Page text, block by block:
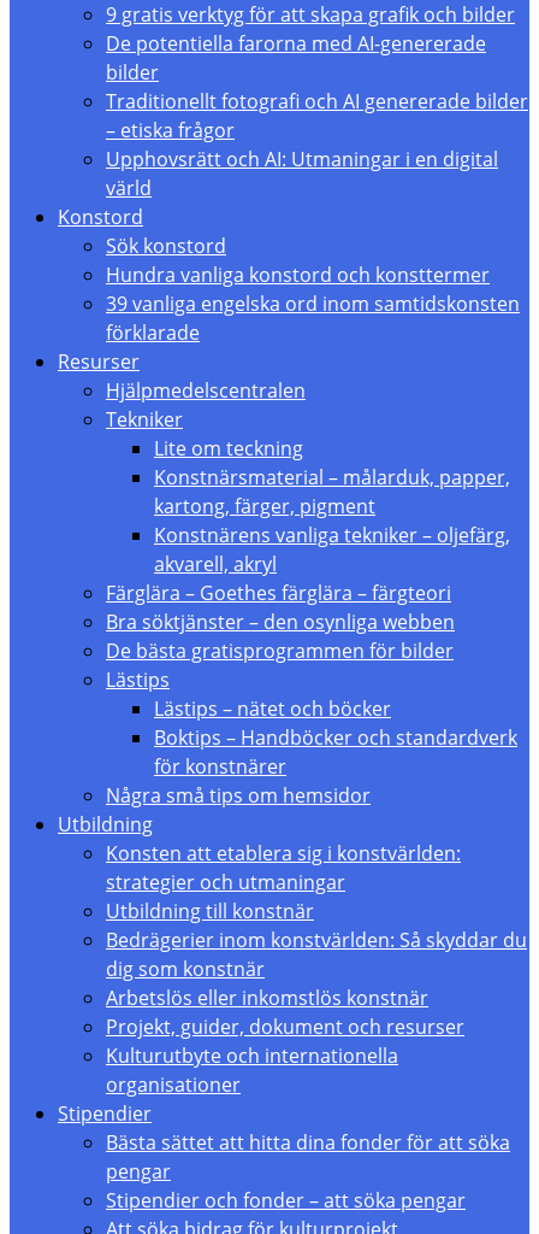
9 gratis verktyg för att skapa grafik och bilder
De potentiella farorna med AI-genererade
bilder
Traditionellt fotografi och AI genererade bilder
– etiska frågor
Upphovsrätt och AI: Utmaningar i en digital
värld
Konstord
Sök konstord
Hundra vanliga konstord och konsttermer
39 vanliga engelska ord inom samtidskonsten
förklarade
Resurser
Hjälpmedelscentralen
Tekniker
Lite om teckning
Konstnärsmaterial – målarduk, papper,
kartong, färger, pigment
Konstnärens vanliga tekniker – oljefärg,
akvarell, akryl
Färglära – Goethes färglära – färgteori
Bra söktjänster – den osynliga webben
De bästa gratisprogrammen för bilder
Lästips
Lästips – nätet och böcker
Boktips – Handböcker och standardverk
för konstnärer
Några små tips om hemsidor
Utbildning
Konsten att etablera sig i konstvärlden:
strategier och utmaningar
Utbildning till konstnär
Bedrägerier inom konstvärlden: Så skyddar du
dig som konstnär
Arbetslös eller inkomstlös konstnär
Projekt, guider, dokument och resurser
Kulturutbyte och internationella
organisationer
Stipendier
Bästa sättet att hitta dina fonder för att söka
pengar
Stipendier och fonder – att söka pengar